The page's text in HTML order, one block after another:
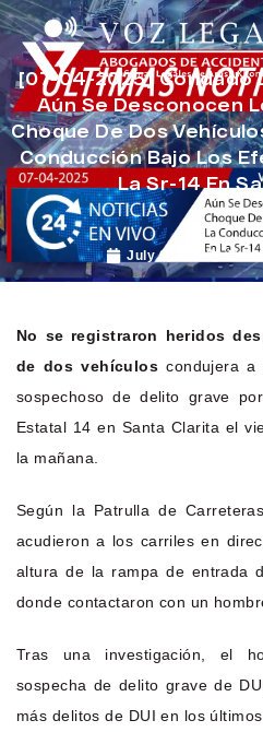
[07-04-2025] Condado
Aún Se Desconocen
Choque De Dos
Conducción Bajo Los
La Sr-14 En
July 9, 2025
No se registraron heridos
de dos vehículos condujera a
sospechoso de delito grave
Estatal 14 en Santa Clarita el
la mañana.
Según la Patrulla de
acudieron a los carriles en
altura de la rampa de entrada
donde contactaron con un
Tras una investigación, el
sospecha de delito grave de
más delitos de DUI en los